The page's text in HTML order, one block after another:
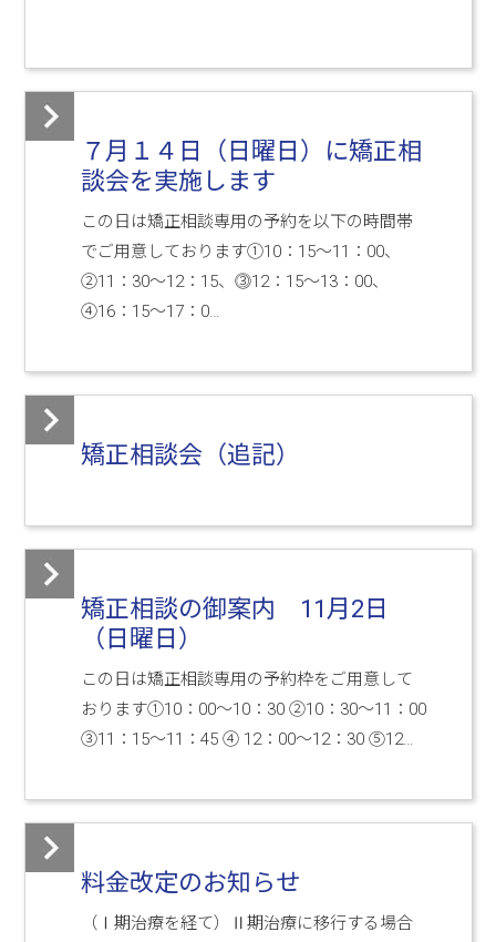
７月１４日（日曜日）に矯正相
談会を実施します
この日は矯正相談専用の予約を以下の時間帯
でご用意しております①10：15～11：00、
②11：30～12：15、⓷12：15～13：00、
④16：15～17：0…
矯正相談会（追記）
矯正相談の御案内 11月2日
（日曜日）
この日は矯正相談専用の予約枠をご用意して
おります①10：00～10：30 ②10：30～11：00
③11：15～11：45 ④ 12：00～12：30 ⑤12…
料金改定のお知らせ
（Ⅰ期治療を経て）Ⅱ期治療に移行する場合